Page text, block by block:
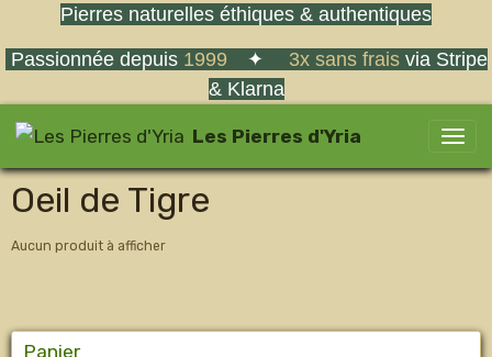
Pierres naturelles éthiques & authentiques
Passionnée depuis 1999 ✦ 3x sans fraisvia Stripe
& Klarna
Les Pierres d'Yria
Oeil de Tigre
Aucun produit à afficher
Panier